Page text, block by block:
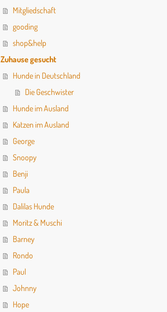
Mitgliedschaft
gooding
shop&help
Zuhause gesucht
Hunde in Deutschland
Die Geschwister
Hunde im Ausland
Katzen im Ausland
George
Snoopy
Benji
Paula
Dalilas Hunde
Moritz & Muschi
Barney
Rondo
Paul
Johnny
Hope